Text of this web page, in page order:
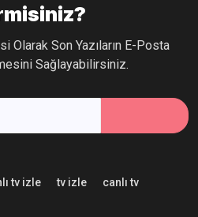
Sağlayabilirsiniz.
tv izle tv izle canlı tv